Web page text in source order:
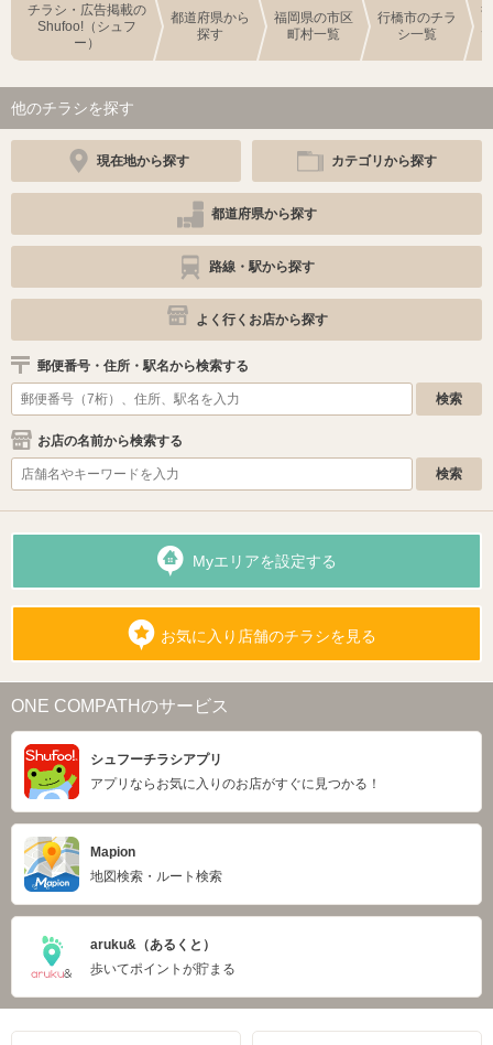
チラシ・広告掲載の
Shufoo!（シュフ
ー）
都道府県から
探す
福岡県の市区
町村一覧
行橋市のチラ
シ一覧
他のチラシを探す
現在地から探す カテゴリから探す
都道府県から探す
路線・駅から探す
よく行くお店から探す
郵便番号・住所・駅名から検索する
お店の名前から検索する
Myエリアを設定する
お気に入り店舗のチラシを見る
ONE COMPATHのサービス
シュフーチラシアプリ
アプリならお気に入りのお店がすぐに見つかる！
Mapion
地図検索・ルート検索
aruku&（あるくと）
歩いてポイントが貯まる